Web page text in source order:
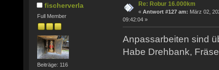
fischerverla
Full Member
Beiträge: 116
Re: Robur 16.000km
« Antwort #127 am: März 02,
09:42:04 »
Anpassarbeiten sind
Habe Drehbank,